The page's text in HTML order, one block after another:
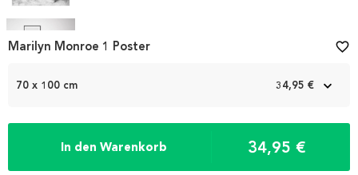
Item
6
70 x 100 cm 34,95 €
In den Warenkorb 34,95 €
Marilyn Monroe 1 Poster favorite_border